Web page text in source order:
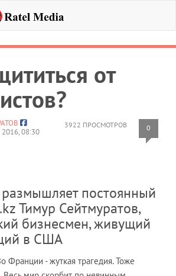
от
3922 ПРОСМОТРОВ 0
08:30
размышляет постоянный
Тимур Сейтмуратов,
бизнесмен, живущий
в США
Франции - жуткая трагедия. Тоже